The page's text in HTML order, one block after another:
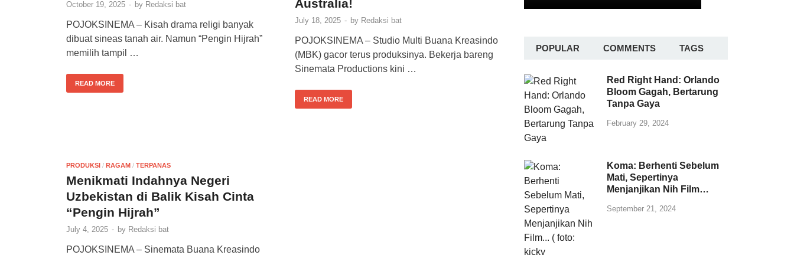
October 19, 2025 - by Redaksi bat
POJOKSINEMA – Kisah drama religi banyak
dibuat sineas tanah air. Namun “Pengin Hijrah”
memilih tampil …
READ MORE
Australia!
July 18, 2025 - by Redaksi bat
POJOKSINEMA – Studio Multi Buana Kreasindo
(MBK) gacor terus produksinya. Bekerja bareng
Sinemata Productions kini …
READ MORE
PRODUKSI / RAGAM / TERPANAS
Menikmati Indahnya Negeri
Uzbekistan di Balik Kisah Cinta
“Pengin Hijrah”
July 4, 2025 - by Redaksi bat
POJOKSINEMA – Sinemata Buana Kreasindo
POPULAR COMMENTS TAGS
Red Right Hand: Orlando
Bloom Gagah, Bertarung
Tanpa Gaya
February 29, 2024
Koma: Berhenti Sebelum
Mati, Sepertinya
Menjanjikan Nih Film…
September 21, 2024